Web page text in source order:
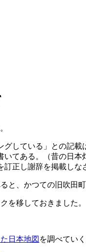
グしている」との記
いてある。（昔の日
正し謝辞を掲載しな
と、かつての旧吹田
を移しておきました。
日本地図 を調べていく